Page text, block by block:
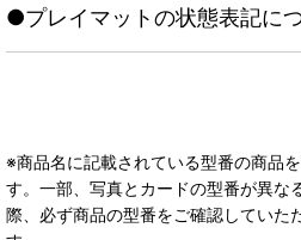
●プレイマットの状態表記に
※商品名に記載されている型番の商品
す。一部、写真とカードの型番が異な
際、必ず商品の型番をご確認していた